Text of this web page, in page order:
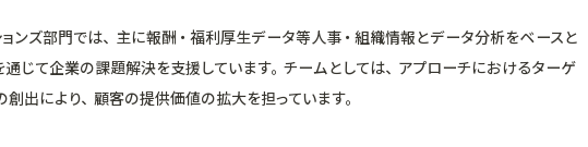
ンズ部門では、主に報酬・福利厚生データ等人事・組織情報とデータ分析をベースと
じて企業の課題解決を支援しています。チームとしては、アプローチにおけるターゲ
出により、顧客の提供価値の拡大を担っています。